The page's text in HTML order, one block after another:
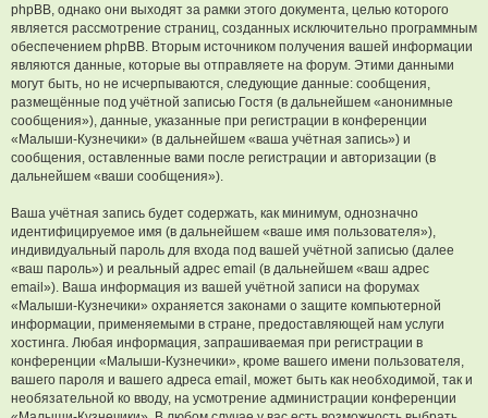
phpBB, однако они выходят за рамки этого документа, целью которого
является рассмотрение страниц, созданных исключительно программным
обеспечением phpBB. Вторым источником получения вашей информации
являются данные, которые вы отправляете на форум. Этими данными
могут быть, но не исчерпываются, следующие данные: сообщения,
размещённые под учётной записью Гостя (в дальнейшем «анонимные
сообщения»), данные, указанные при регистрации в конференции
«Малыши-Кузнечики» (в дальнейшем «ваша учётная запись») и
сообщения, оставленные вами после регистрации и авторизации (в
дальнейшем «ваши сообщения»).
Ваша учётная запись будет содержать, как минимум, однозначно
идентифицируемое имя (в дальнейшем «ваше имя пользователя»),
индивидуальный пароль для входа под вашей учётной записью (далее
«ваш пароль») и реальный адрес email (в дальнейшем «ваш адрес
email»). Ваша информация из вашей учётной записи на форумах
«Малыши-Кузнечики» охраняется законами о защите компьютерной
информации, применяемыми в стране, предоставляющей нам услуги
хостинга. Любая информация, запрашиваемая при регистрации в
конференции «Малыши-Кузнечики», кроме вашего имени пользователя,
вашего пароля и вашего адреса email, может быть как необходимой, так и
необязательной ко вводу, на усмотрение администрации конференции